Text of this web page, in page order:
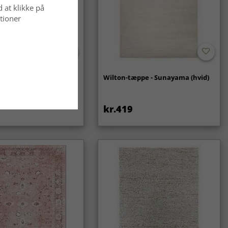
Wilton-tæppe - Sunayama (hvid)
kr.419
at klikke på